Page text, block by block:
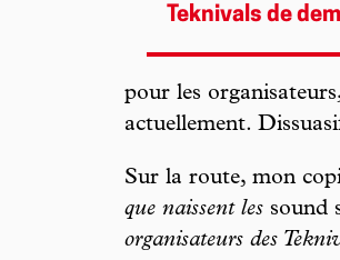
Teknivals de
pour les
actuellement.
Sur la route, mon
que naissent les sound
organisateurs des